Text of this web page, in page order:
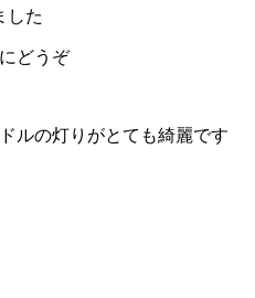
した
どうぞ
ルの灯りがとても綺麗です